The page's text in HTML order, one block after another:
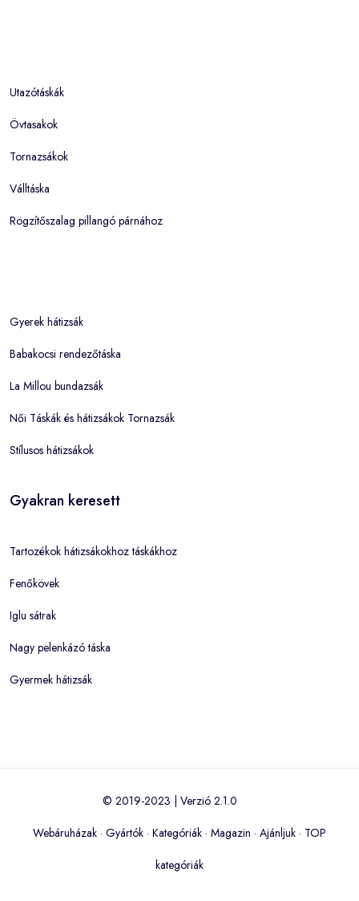
Utazótáskák
Övtasakok
Tornazsákok
Válltáska
Rögzítőszalag pillangó párnához
Gyerek hátizsák
Babakocsi rendezőtáska
La Millou bundazsák
Női Táskák és hátizsákok Tornazsák
Stílusos hátizsákok
Gyakran keresett
Tartozékok hátizsákokhoz táskákhoz
Fenőkövek
Iglu sátrak
Nagy pelenkázó táska
Gyermek hátizsák
© 2019-2023 | Verzió 2.1.0
Webáruházak · Gyártók · Kategóriák · Magazin · Ajánljuk · TOP
kategóriák